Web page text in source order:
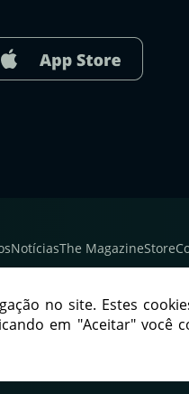
NotíciasThe MagazineStore
APOIADORES
no site. Estes
em "Aceitar" você